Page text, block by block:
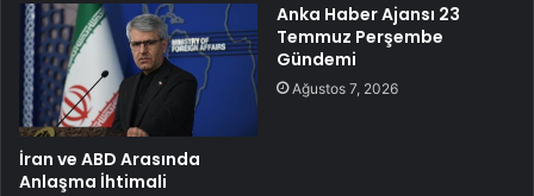
İran ve ABD Arasında
Anlaşma İhtimali
Anka Haber Ajansı 23
Temmuz Perşembe
Gündemi
Ağustos 7, 2026